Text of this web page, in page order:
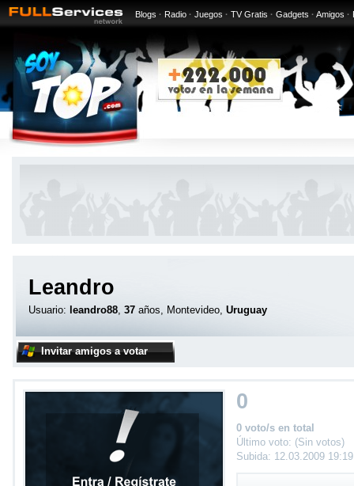
Blogs · Radio · Juegos · TV Gratis · Gadgets · Amigos ·
Leandro
Usuario: leandro88, 37 años, Montevideo, Uruguay
Invitar amigos a votar
0
0 voto/s en total
Último voto: (Sin votos)
Subida: 12.03.2009